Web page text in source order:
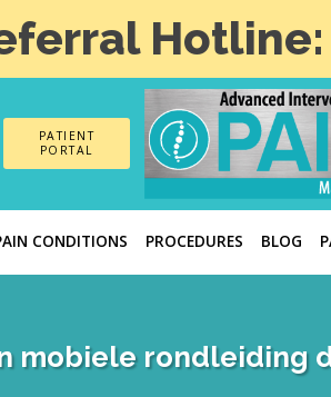
Hotline:
PATIENT
PORTAL
CONDITIONS PROCEDURES BLOG
mobiele rondleiding